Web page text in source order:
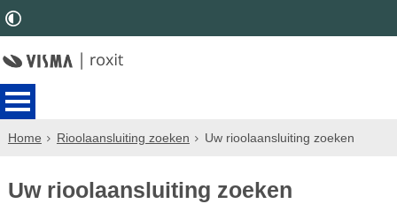
Home Rioolaansluiting zoeken Uw rioolaansluiting zoeken
Uw rioolaansluiting zoeken